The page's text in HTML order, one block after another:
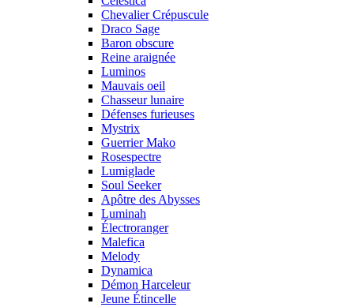
Chevalier Crépuscule
Draco Sage
Baron obscure
Reine araignée
Luminos
Mauvais oeil
Chasseur lunaire
Défenses furieuses
Mystrix
Guerrier Mako
Rosespectre
Lumiglade
Soul Seeker
Apôtre des Abysses
Luminah
Électroranger
Malefica
Melody
Dynamica
Démon Harceleur
Jeune Étincelle